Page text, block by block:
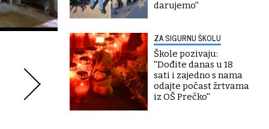
darujemo''
ZA SIGURNU ŠKOLU
Škole pozivaju:
''Dođite danas u 18
sati i zajedno s nama
odajte počast žrtvama
iz OŠ Prečko''